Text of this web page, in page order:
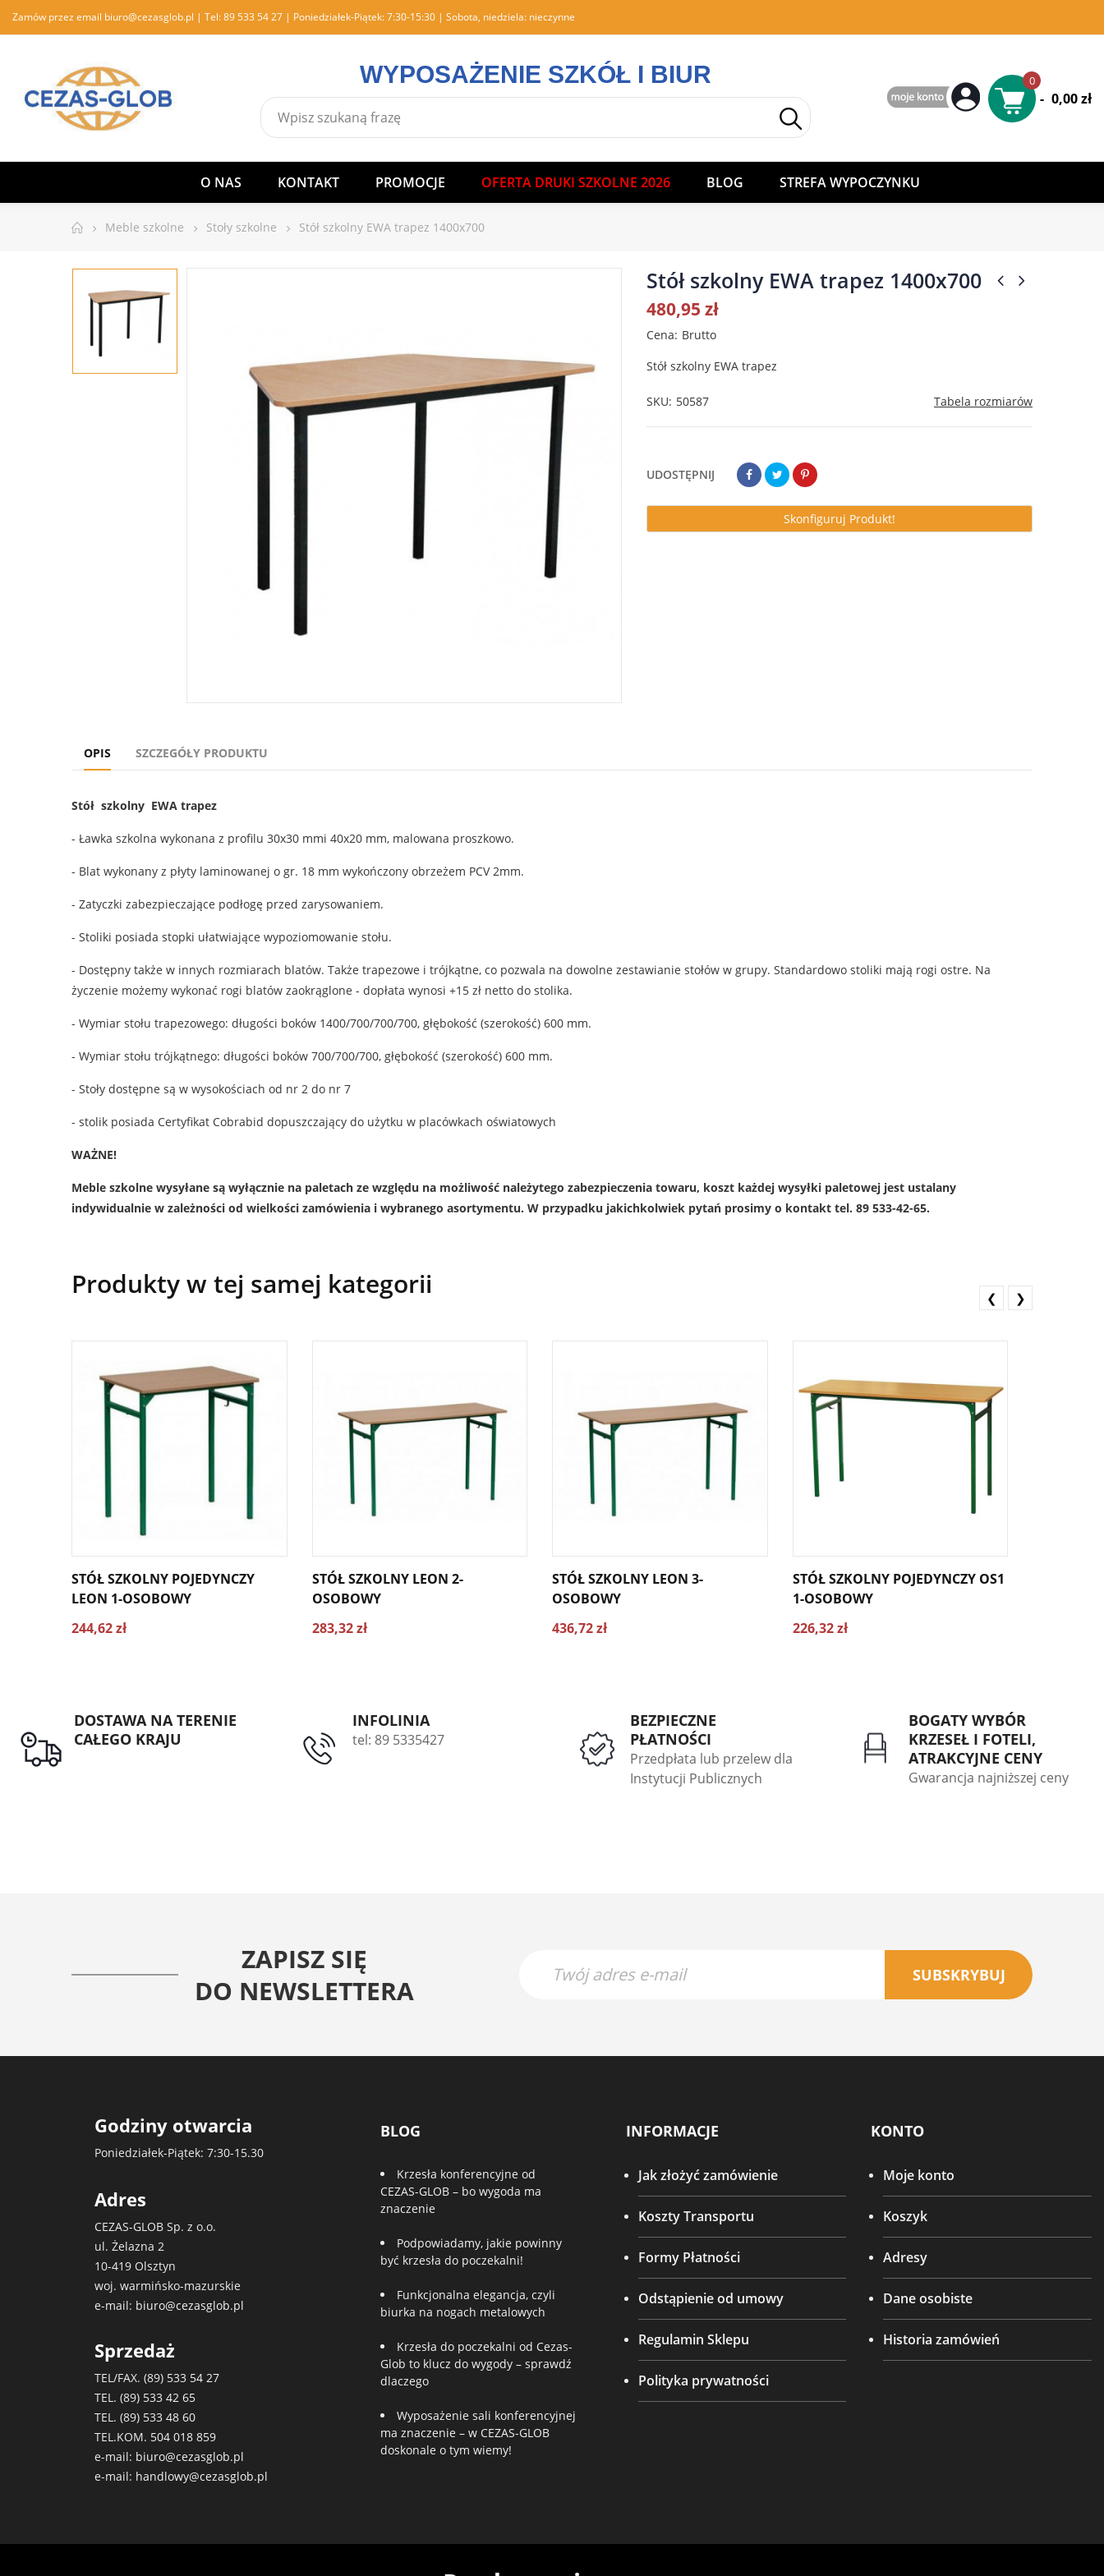
Zamów przez email biuro@cezasglob.pl | Tel:89 533 54 27 | Poniedziałek-Piątek: 7:30-15:30 | Sobota, niedziela: nieczynne
WYPOSAŻENIE SZKÓŁ I BIUR 0
- 0,00 zł
O NAS KONTAKT PROMOCJE OFERTA DRUKI SZKOLNE 2026 BLOG STREFA WYPOCZYNKU
Meble szkolne Stoły szkolne Stół szkolny EWA trapez 1400x700
Stół szkolny EWA trapez 1400x700
480,95 zł
Cena Brutto
Stół szkolny EWA trapez
Tabela rozmiarów
SKU 50587
UDOSTĘPNIJ
Skonfiguruj Produkt!
OPIS SZCZEGÓŁY PRODUKTU
Stół szkolny EWA trapez
- Ławka szkolna wykonana z profilu 30x30 mmi 40x20 mm, malowana proszkowo.
- Blat wykonany z płyty laminowanej o gr. 18 mm wykończony obrzeżem PCV 2mm.
- Zatyczki zabezpieczające podłogę przed zarysowaniem.
- Stoliki posiada stopki ułatwiające wypoziomowanie stołu.
- Dostępny także w innych rozmiarach blatów. Także trapezowe i trójkątne, co pozwala na dowolne zestawianie stołów w grupy. Standardowo stoliki mają rogi ostre. Na
życzenie możemy wykonać rogi blatów zaokrąglone - dopłata wynosi +15 zł netto do stolika.
- Wymiar stołu trapezowego: długości boków 1400/700/700/700, głębokość (szerokość) 600 mm.
- Wymiar stołu trójkątnego: długości boków 700/700/700, głębokość (szerokość) 600 mm.
- Stoły dostępne są w wysokościach od nr 2 do nr 7
- stolik posiada Certyfikat Cobrabid dopuszczający do użytku w placówkach oświatowych
WAŻNE!
Meble szkolne wysyłane są wyłącznie na paletach ze względu na możliwość należytego zabezpieczenia towaru, koszt każdej wysyłki paletowej jest ustalany
indywidualnie w zależności od wielkości zamówienia i wybranego asortymentu. W przypadku jakichkolwiek pytań prosimy o kontakt tel. 89 533-42-65.
Produkty w tej samej kategorii
STÓŁ SZKOLNY POJEDYNCZY
LEON 1-OSOBOWY
244,62 zł
STÓŁ SZKOLNY LEON 2-
OSOBOWY
283,32 zł
STÓŁ SZKOLNY LEON 3-
OSOBOWY
436,72 zł
STÓŁ SZKOLNY POJEDYNCZY OS1
1-OSOBOWY
226,32 zł
❮ ❯
DOSTAWA NA TERENIE
CAŁEGO KRAJU
INFOLINIA
tel: 89 5335427
BEZPIECZNE
PŁATNOŚCI
Przedpłata lub przelew dla
Instytucji Publicznych
BOGATY WYBÓR
KRZESEŁ I FOTELI,
ATRAKCYJNE CENY
Gwarancja najniższej ceny
ZAPISZ SIĘ
DO NEWSLETTERA
SUBSKRYBUJ
Godziny otwarcia
Poniedziałek-Piątek: 7:30-15.30
Adres
CEZAS-GLOB Sp. z o.o.
ul. Żelazna 2
10-419 Olsztyn
woj. warmińsko-mazurskie
e-mail: biuro@cezasglob.pl
Sprzedaż
TEL/FAX. (89) 533 54 27
TEL. (89) 533 42 65
TEL. (89) 533 48 60
TEL.KOM. 504 018 859
e-mail: biuro@cezasglob.pl
e-mail: handlowy@cezasglob.pl
BLOG
Krzesła konferencyjne od
CEZAS-GLOB – bo wygoda ma
znaczenie
Podpowiadamy, jakie powinny
być krzesła do poczekalni!
Funkcjonalna elegancja, czyli
biurka na nogach metalowych
Krzesła do poczekalni od Cezas-
Glob to klucz do wygody – sprawdź
dlaczego
Wyposażenie sali konferencyjnej
ma znaczenie – w CEZAS-GLOB
doskonale o tym wiemy!
INFORMACJE
Jak złożyć zamówienie
Koszty Transportu
Formy Płatności
Odstąpienie od umowy
Regulamin Sklepu
Polityka prywatności
KONTO
Moje konto
Koszyk
Adresy
Dane osobiste
Historia zamówień